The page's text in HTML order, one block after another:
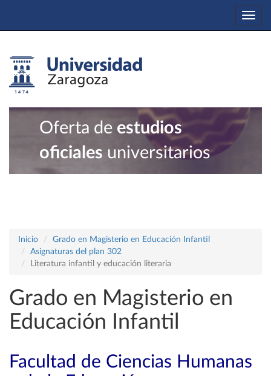
Oferta de estudios
oficiales universitarios
Inicio
Grado en Magisterio en Educación Infantil
Asignaturas del plan 302
Literatura infantil y educación literaria
Grado en Magisterio en
Educación Infantil
Facultad de Ciencias Humanas